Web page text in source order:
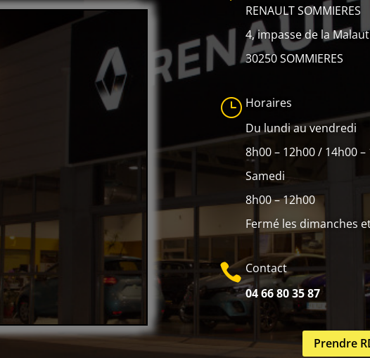
RENAULT SOMMIERES
4, impasse de la
30250 SOMMIERES
} Horaires
Du lundi au vendredi
8h00 – 12h00 / 14h00 –
Samedi
8h00 – 12h00
Fermé les dimanches
 Contact
04 66 80 35 87
Prendre